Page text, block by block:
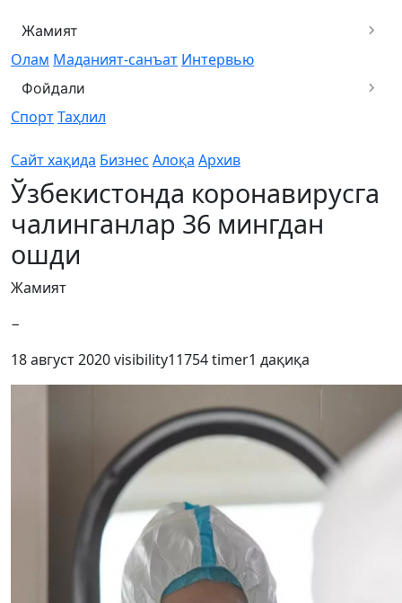
Жамият
Олам Маданият-санъат Интервью
Фойдали
СпортТаҳлил
Сайт хақида Бизнес Алоқа Архив
Ўзбекистонда коронавирусга
чалинганлар 36 мингдан
ошди
Жамият
−
18 август 2020visibility11754timer1 дақиқа